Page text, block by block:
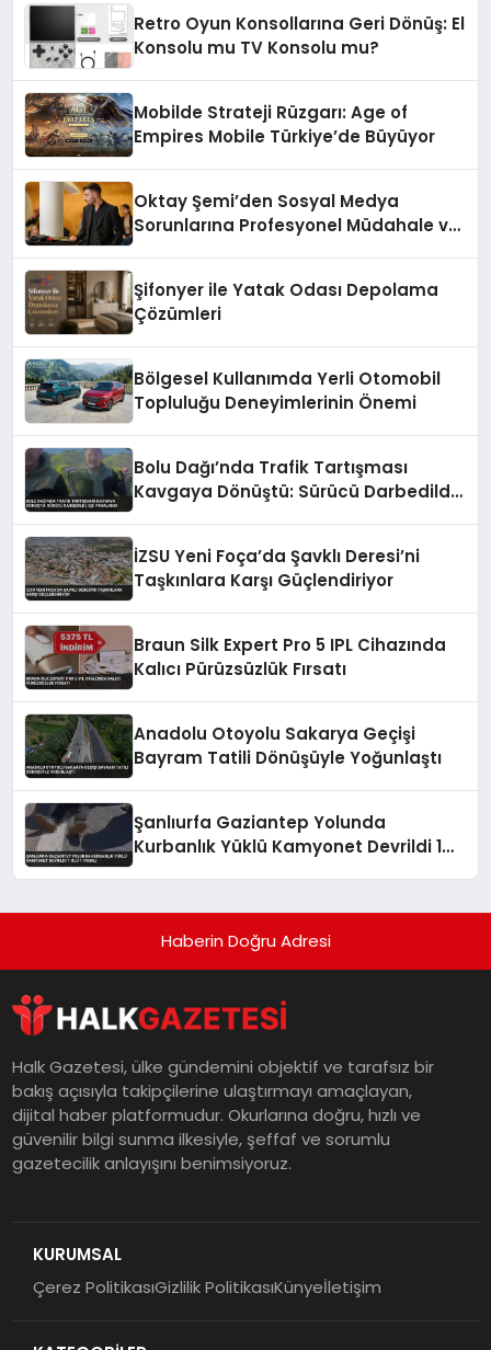
Retro Oyun Konsollarına Geri Dönüş: El
Konsolu mu TV Konsolu mu?
Mobilde Strateji Rüzgarı: Age of
Empires Mobile Türkiye’de Büyüyor
Oktay Şemi’den Sosyal Medya
Sorunlarına Profesyonel Müdahale ve
Şifonyer ile Yatak Odası Depolama
Çözümleri
Bölgesel Kullanımda Yerli Otomobil
Topluluğu Deneyimlerinin Önemi
Bolu Dağı’nda Trafik Tartışması
Kavgaya Dönüştü: Sürücü Darbedildi,
İZSU Yeni Foça’da Şavklı Deresi’ni
Taşkınlara Karşı Güçlendiriyor
Braun Silk Expert Pro 5 IPL Cihazında
Kalıcı Pürüzsüzlük Fırsatı
Anadolu Otoyolu Sakarya Geçişi
Bayram Tatili Dönüşüyle Yoğunlaştı
Şanlıurfa Gaziantep Yolunda
Kurbanlık Yüklü Kamyonet Devrildi 1
Haberin Doğru Adresi
Halk Gazetesi, ülke gündemini objektif ve tarafsız bir
bakış açısıyla takipçilerine ulaştırmayı amaçlayan,
dijital haber platformudur. Okurlarına doğru, hızlı ve
güvenilir bilgi sunma ilkesiyle, şeffaf ve sorumlu
gazetecilik anlayışını benimsiyoruz.
KURUMSAL
Çerez PolitikasıGizlilik PolitikasıKünyeİletişim